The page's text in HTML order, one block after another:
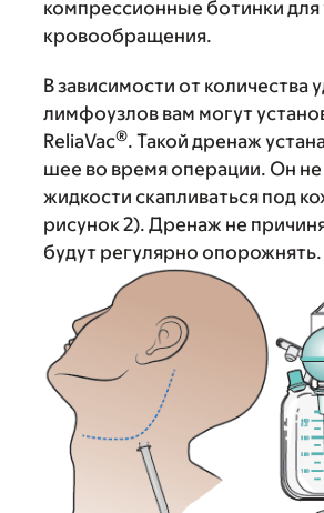
компрессионные ботинки
кровообращения.
В зависимости от количества
лимфоузлов вам могут
ReliaVac®. Такой дренаж
шее во время операции. Он не
жидкости скапливаться под
рисунок 2). Дренаж не
будут регулярно опорожнять.